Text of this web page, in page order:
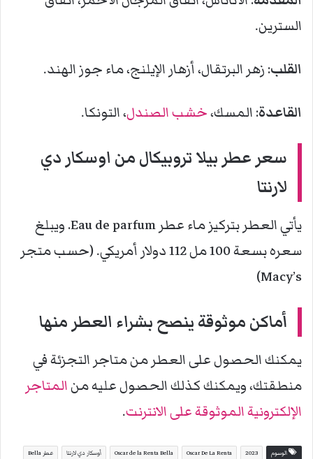
السترين.
القلب: زهر البرتقال، أزهار الإيلنج، ماء جوز الهند.
القاعدة: المسك،خشب الصندل، التونكا.
سعر عطر بيلا تروبيكال من اوسكار دي
لارنتا
يأتي العطر بتركيز ماء عطر Eau de parfum. ويبلغ
سعره بسعة 100 مل 112 دولار أمريكي. (حسب متجر
Macy’s)
أماكن موثوقة ينصح بشراء العطر منها
يمكنك الحصول على العطر من متاجر التجزئة في
منطقتك، ويمكنك كذلك الحصول عليه منالمتاجر
الإلكترونية الموثوقة على الانترنت.
الوسوم 2023
Oscar De La Renta
Oscar de la Renta Bella أوسكار دي لارنتا عطر Bella